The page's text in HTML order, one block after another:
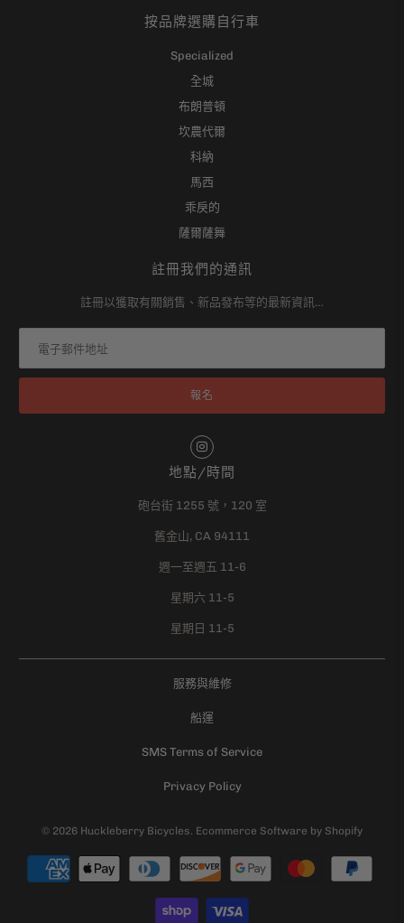
按品牌選購自行車
Specialized
全城
布朗普頓
坎農代爾
科納
馬西
乖戾的
薩爾薩舞
註冊我們的通訊
註冊以獲取有關銷售、新品發布等的最新資訊…
地點/時間
砲台街 1255 號，120 室
舊金山, CA 94111
週一至週五 11-6
星期六 11-5
星期日 11-5
服務與維修
船運
SMS Terms of Service
Privacy Policy
© 2026 Huckleberry Bicycles. Ecommerce Software by Shopify